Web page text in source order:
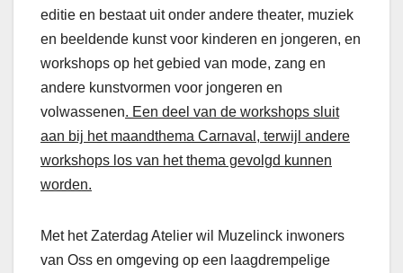
editie en bestaat uit onder andere theater, muziek
en beeldende kunst voor kinderen en jongeren, en
workshops op het gebied van mode, zang en
andere kunstvormen voor jongeren en
volwassenen. Een deel van de workshops sluit
aan bij het maandthema Carnaval, terwijl andere
workshops los van het thema gevolgd kunnen
worden.
Met het Zaterdag Atelier wil Muzelinck inwoners
van Oss en omgeving op een laagdrempelige